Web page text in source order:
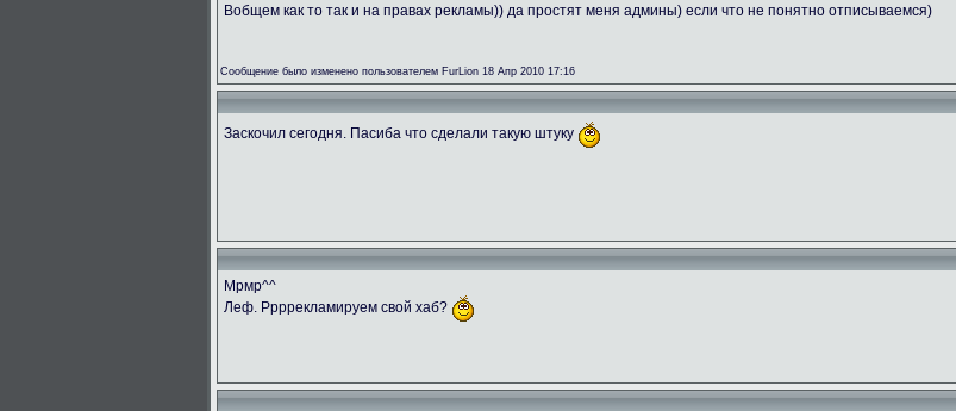
Вобщем как то так и на правах рекламы)) да простят меня админы) если что не понятно отписываемся)
Сообщение было изменено пользователем FurLion 18 Апр 2010 17:16
Заскочил сегодня. Пасиба что сделали такую штуку
Мрмр^^
Леф. Ррррекламируем свой хаб?